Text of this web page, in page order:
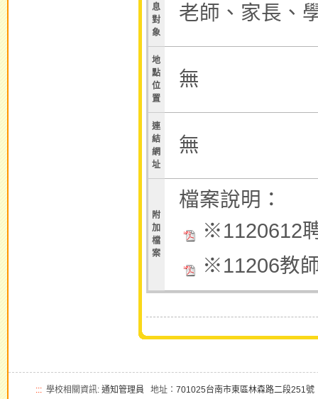
息
對
象
老師、家長、
地
點
位
置
無
連
結
網
址
無
附
加
檔
案
檔案說明：
※1120612
※11206教
::: 學校相關資訊: 通知管理員 地址： 701025台南市東區林森路二段251號